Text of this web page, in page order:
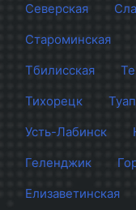
Северская
Староминская
Тбилисская
Тихорецк
Усть-Лабинск
Геленджик
Елизаветинская